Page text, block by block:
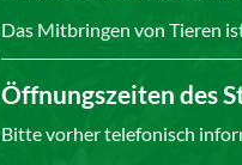
Das Mitbringen von Tieren
Öffnungszeiten des
Bitte vorher telefonisch